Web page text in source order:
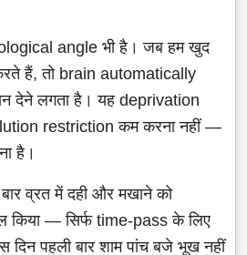
angle भी है। जब हम खुद
हैं, तो brain automatically
देने लगता है। यह deprivation
restriction कम करना नहीं —
है।
व्रत में दही और मखाने को
किया — सिर्फ time-pass के लिए
पहली बार शाम पांच बजे भूख नहीं